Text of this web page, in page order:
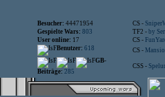
Besucher: 44471954 CS -
Gespielte Wars: 803 TF2 - by
User online: 17 CS -
Benutzer: 618 CS -
GB-
Beiträge: 285
CSS -